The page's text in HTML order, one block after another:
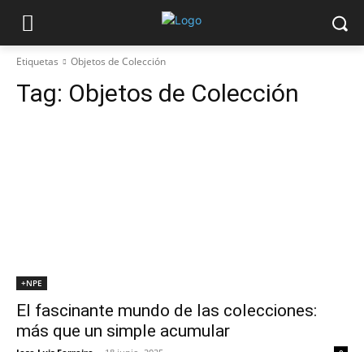
Etiquetas Objetos de Colección
Tag: Objetos de Colección
+NPE
El fascinante mundo de las colecciones:
más que un simple acumular